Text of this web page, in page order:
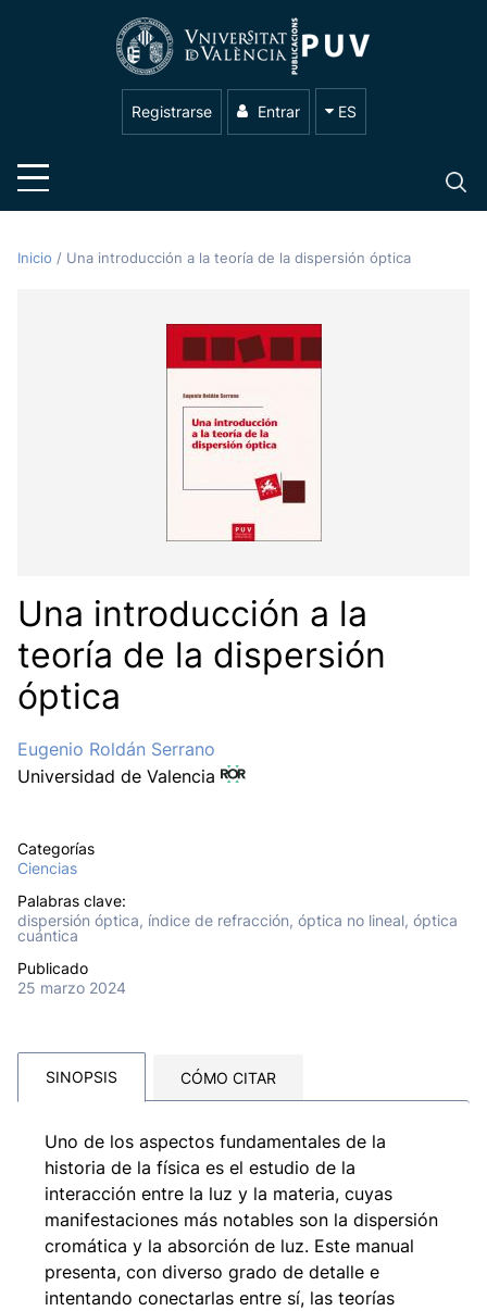
Registrarse Entrar ES
Inicio / Una introducción a la teoría de la dispersión óptica
Una introducción a la
teoría de la dispersión
óptica
Eugenio Roldán Serrano
Universidad de Valencia
Categorías
Ciencias
Palabras clave:
dispersión óptica, índice de refracción, óptica no lineal, óptica
cuántica
Publicado
25 marzo 2024
SINOPSIS CÓMO CITAR
Uno de los aspectos fundamentales de la
historia de la física es el estudio de la
interacción entre la luz y la materia, cuyas
manifestaciones más notables son la dispersión
cromática y la absorción de luz. Este manual
presenta, con diverso grado de detalle e
intentando conectarlas entre sí, las teorías